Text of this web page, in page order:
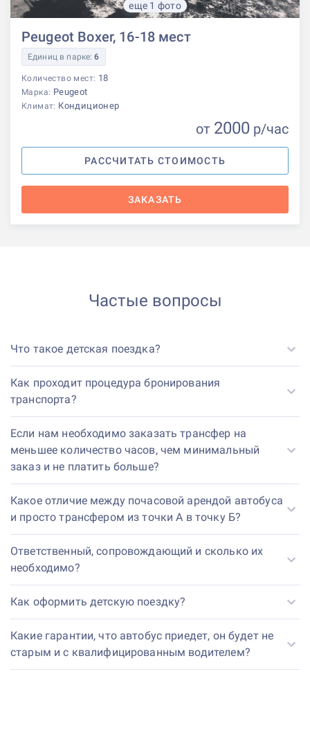
еще 1 фото
Peugeot Boxer, 16-18 мест
Единиц в парке:6
Количество мест: 18
Марка: Peugeot
Климат: Кондиционер
от 2000 р/час
РАССЧИТАТЬ СТОИМОСТЬ
ЗАКАЗАТЬ
Частые вопросы
Что такое детская поездка?
Как проходит процедура бронирования
транспорта?
Если нам необходимо заказать трансфер на
меньшее количество часов, чем минимальный
заказ и не платить больше?
Какое отличие между почасовой арендой автобуса
и просто трансфером из точки А в точку Б?
Ответственный, сопровождающий и сколько их
необходимо?
Как оформить детскую поездку?
Какие гарантии, что автобус приедет, он будет не
старым и с квалифицированным водителем?